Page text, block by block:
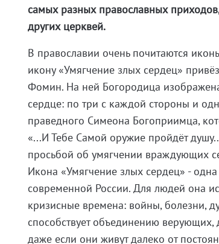
самых разных православных
других церквей.
В православии очень почитаются
икону «Умягчение злых сердец»
Фомин. На ней Богородица
сердце: по три с каждой стороны и
праведного Симеона Богоприимца,
«...И Тебе Самой оружие пройдёт
просьбой об умягчении враждующих
Икона «Умягчение злых сердец» -
современной России. Для людей она
кризисные времена: войны, болезни,
способствует объединению верующих,
даже если они живут далеко от